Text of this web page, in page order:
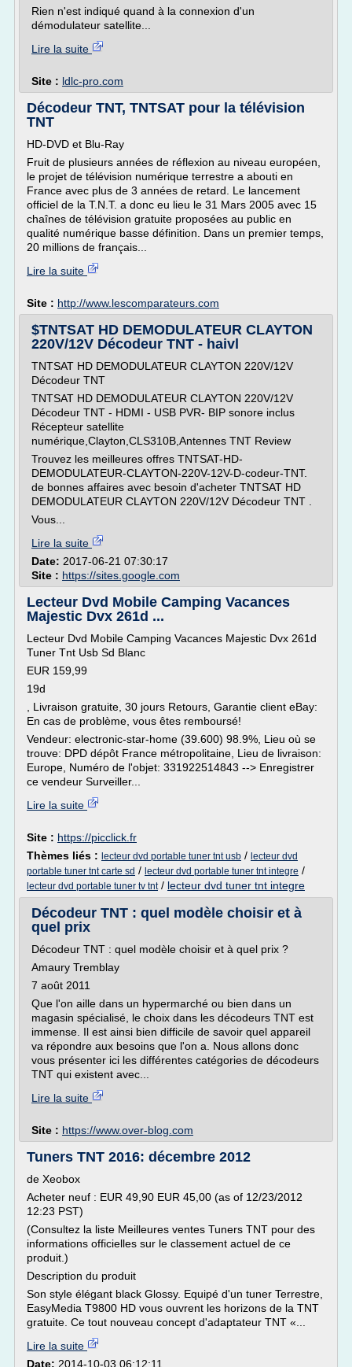
Rien n'est indiqué quand à la connexion d'un
démodulateur satellite...
Lire la suite
Site : ldlc-pro.com
Décodeur TNT, TNTSAT pour la télévision
TNT
HD-DVD et Blu-Ray
Fruit de plusieurs années de réflexion au niveau européen,
le projet de télévision numérique terrestre a abouti en
France avec plus de 3 années de retard. Le lancement
officiel de la T.N.T. a donc eu lieu le 31 Mars 2005 avec 15
chaînes de télévision gratuite proposées au public en
qualité numérique basse définition. Dans un premier temps,
20 millions de français...
Lire la suite
Site : http://www.lescomparateurs.com
$TNTSAT HD DEMODULATEUR CLAYTON
220V/12V Décodeur TNT - haivl
TNTSAT HD DEMODULATEUR CLAYTON 220V/12V
Décodeur TNT
TNTSAT HD DEMODULATEUR CLAYTON 220V/12V
Décodeur TNT - HDMI - USB PVR- BIP sonore inclus
Récepteur satellite
numérique,Clayton,CLS310B,Antennes TNT Review
Trouvez les meilleures offres TNTSAT-HD-
DEMODULATEUR-CLAYTON-220V-12V-D-codeur-TNT.
de bonnes affaires avec besoin d'acheter TNTSAT HD
DEMODULATEUR CLAYTON 220V/12V Décodeur TNT .
Vous...
Lire la suite
Date: 2017-06-21 07:30:17
Site : https://sites.google.com
Lecteur Dvd Mobile Camping Vacances
Majestic Dvx 261d ...
Lecteur Dvd Mobile Camping Vacances Majestic Dvx 261d
Tuner Tnt Usb Sd Blanc
EUR 159,99
19d
, Livraison gratuite, 30 jours Retours, Garantie client eBay:
En cas de problème, vous êtes remboursé!
Vendeur: electronic-star-home (39.600) 98.9%, Lieu où se
trouve: DPD dépôt France métropolitaine, Lieu de livraison:
Europe, Numéro de l'objet: 331922514843 --> Enregistrer
ce vendeur Surveiller...
Lire la suite
Site : https://picclick.fr
Thèmes liés : lecteur dvd portable tuner tnt usb / lecteur dvd
portable tuner tnt carte sd / lecteur dvd portable tuner tnt integre /
lecteur dvd portable tuner tv tnt/ lecteur dvd tuner tnt integre
Décodeur TNT : quel modèle choisir et à
quel prix
Décodeur TNT : quel modèle choisir et à quel prix ?
Amaury Tremblay
7 août 2011
Que l'on aille dans un hypermarché ou bien dans un
magasin spécialisé, le choix dans les décodeurs TNT est
immense. Il est ainsi bien difficile de savoir quel appareil
va répondre aux besoins que l'on a. Nous allons donc
vous présenter ici les différentes catégories de décodeurs
TNT qui existent avec...
Lire la suite
Site : https://www.over-blog.com
Tuners TNT 2016: décembre 2012
de Xeobox
Acheter neuf : EUR 49,90 EUR 45,00 (as of 12/23/2012
12:23 PST)
(Consultez la liste Meilleures ventes Tuners TNT pour des
informations officielles sur le classement actuel de ce
produit.)
Description du produit
Son style élégant black Glossy. Equipé d'un tuner Terrestre,
EasyMedia T9800 HD vous ouvrent les horizons de la TNT
gratuite. Ce tout nouveau concept d'adaptateur TNT «...
Lire la suite
Date: 2014-10-03 06:12:11